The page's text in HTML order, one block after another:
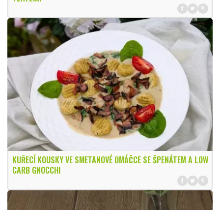
KUŘECÍ KOUSKY VE SMETANOVÉ OMÁČCE SE ŠPENÁTEM A LOW
CARB GNOCCHI